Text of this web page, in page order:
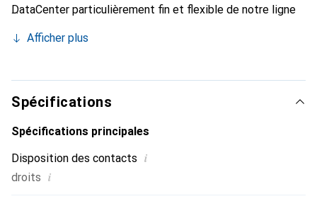
DataCenter particulièrement fin et flexible de notre ligne
utilisation dans des espaces restreints, tels que les
Afficher plus
Spécifications
Spécifications principales
Disposition des contacts i
droits i